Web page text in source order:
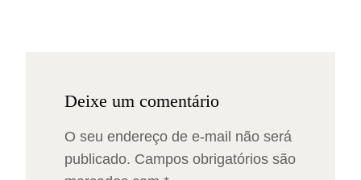
Deixe um comentário
O seu endereço de e-mail não será
publicado. Campos obrigatórios são